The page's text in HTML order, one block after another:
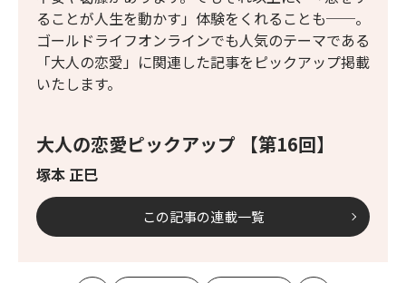
大人の恋愛ピックアップ 【第16回】
塚本 正巳
ることが人生を動かす」体験をくれることも──。
ゴールドライフオンラインでも人気のテーマである
「大人の恋愛」に関連した記事をピックアップ掲載
いたします。
この記事の連載一覧